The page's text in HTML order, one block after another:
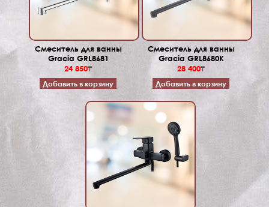
Смеситель для ванны
Gracia GRL8681
24 850₸
Добавить в корзину
Смеситель для ванны
Gracia GRL8680K
28 400₸
Добавить в корзину